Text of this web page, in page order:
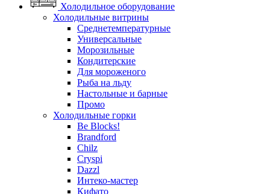
Холодильное оборудование
Холодильные витрины
Среднетемпературные
Универсальные
Морозильные
Кондитерские
Для мороженого
Рыба на льду
Настольные и барные
Промо
Холодильные горки
Be Blocks!
Brandford
Chilz
Cryspi
Dazzl
Интеко-мастер
Кифато